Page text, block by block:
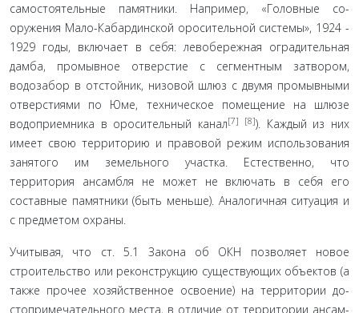
самостоятельные памятники. Например, «Головные со­
оружения Мало-Кабардинской оросительной системы», 1924 -
1929 годы, включает в себя: левобережная оградительная
дамба, промывное отверстие с сегментным затвором,
водоза­бор в отстойник, низовой шлюз с двумя промывными
отвер­стиями по Юме, техническое помещение на шлюзе
водопри­емника в оросительный канал[7] [8]). Каждый из них
имеет свою территорию и правовой режим использования
занятого им земельного участка. Естественно, что
территория ансамбля не может не включать в себя его
составные памятники (быть меньше). Аналогичная ситуация и
с предметом охраны.
Учитывая, что ст. 5.1 Закона об ОКН позволяет новое
строительство или реконструкцию существующих объектов (а
также прочее хозяйственное освоение) на территории до­
стопримечательного места, в отличие от территории ансам­